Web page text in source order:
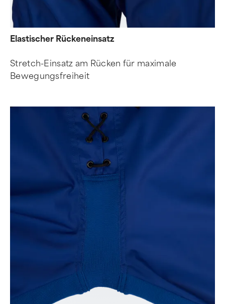
Elastischer Rückeneinsatz
Stretch-Einsatz am Rücken für maximale
Bewegungsfreiheit